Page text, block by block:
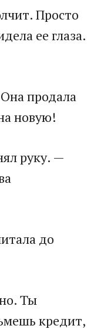
Просто
ее глаза.
продала
новую!
руку. —
до
Ты
кредит,